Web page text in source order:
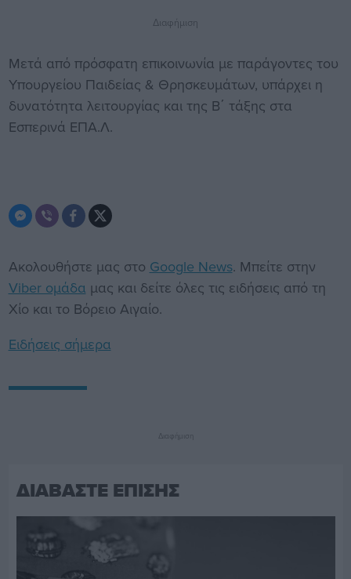
Διαφήμιση
Μετά από πρόσφατη επικοινωνία με παράγοντες του
Υπουργείου Παιδείας & Θρησκευμάτων, υπάρχει η
δυνατότητα λειτουργίας και της Β΄ τάξης στα
Εσπερινά ΕΠΑ.Λ.
Ακολουθήστε μας στο Google News. Μπείτε στην
Viber ομάδα μας και δείτε όλες τις ειδήσεις από τη
Χίο και το Βόρειο Αιγαίο.
Ειδήσεις σήμερα
Διαφήμιση
ΔΙΑΒΑΣΤΕ ΕΠΙΣΗΣ